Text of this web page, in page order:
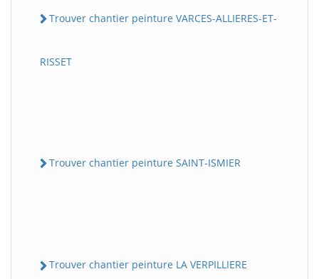
Trouver chantier peinture VARCES-ALLIERES-ET-
RISSET
Trouver chantier peinture SAINT-ISMIER
Trouver chantier peinture LA VERPILLIERE